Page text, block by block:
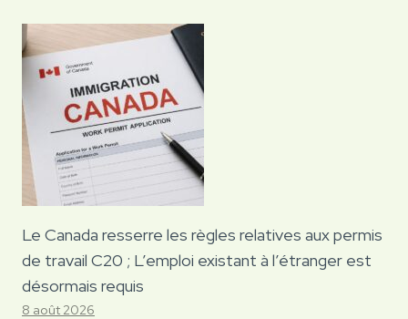
Le Canada resserre les règles relatives aux permis
de travail C20 ; L’emploi existant à l’étranger est
désormais requis
8 août 2026